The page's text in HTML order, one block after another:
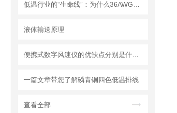
液体输送原理
一篇文章带您了解磷青铜四色低温排线
查看全部